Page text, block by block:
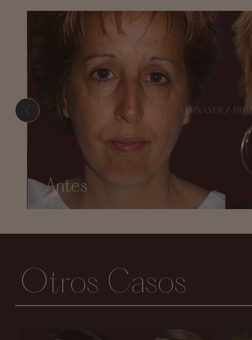
Presione ENTER para comenzar su búsqueda
Otros Casos